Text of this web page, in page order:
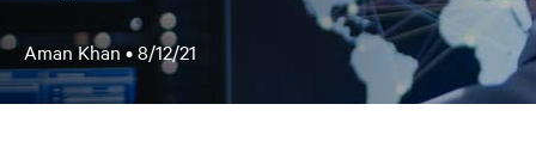
Aman Khan •8/12/21